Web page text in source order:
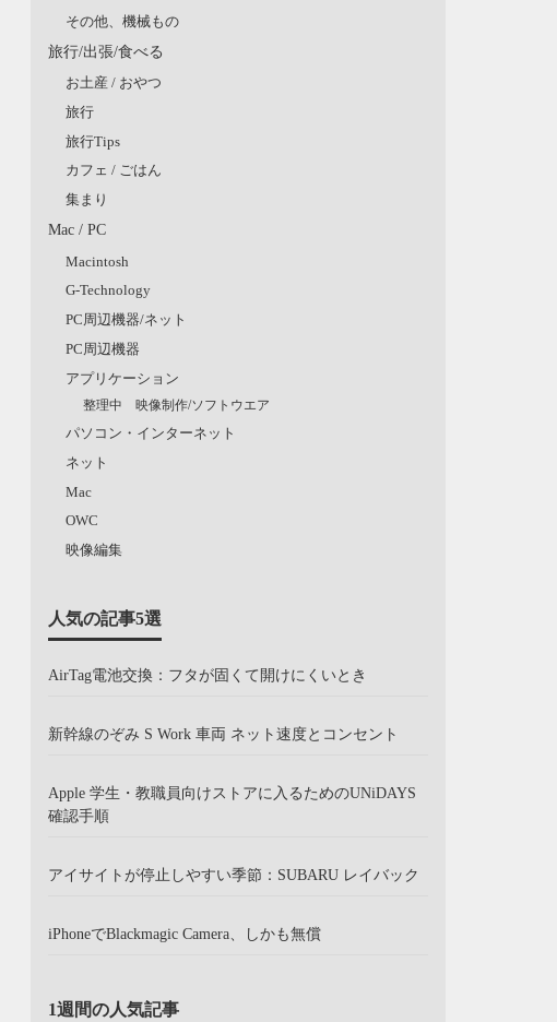
その他、機械もの
旅行/出張/食べる
お土産 / おやつ
旅行
旅行Tips
カフェ / ごはん
集まり
Mac / PC
Macintosh
G-Technology
PC周辺機器/ネット
PC周辺機器
アプリケーション
整理中 映像制作/ソフトウエア
パソコン・インターネット
ネット
Mac
OWC
映像編集
人気の記事5選
AirTag電池交換：フタが固くて開けにくいとき
新幹線のぞみ S Work 車両 ネット速度とコンセント
Apple 学生・教職員向けストアに入るためのUNiDAYS
確認手順
アイサイトが停止しやすい季節：SUBARU レイバック
iPhoneでBlackmagic Camera、しかも無償
1週間の人気記事